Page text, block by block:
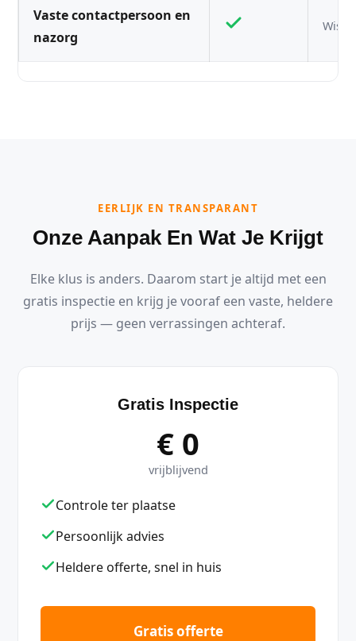
Vaste contactpersoon en
nazorg
EERLIJK EN TRANSPARANT
Onze Aanpak En Wat Je Krijgt
Elke klus is anders. Daarom start je altijd met een
gratis inspectie en krijg je vooraf een vaste, heldere
prijs — geen verrassingen achteraf.
Gratis Inspectie
€ 0
vrijblijvend
Controle ter plaatse
Persoonlijk advies
Heldere offerte, snel in huis
Gratis offerte